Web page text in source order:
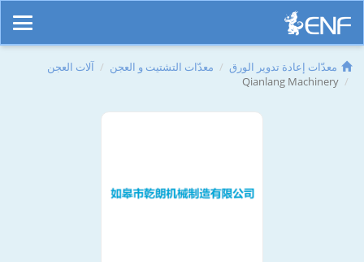
معدّات إعادة تدوير الورق معدّات التشتيت و العجن
آلات العجن
Qianlang Machinery